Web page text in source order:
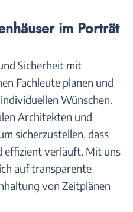
im Porträt
Sicherheit mit
Fachleute planen und
Wünschen.
Architekten und
sicherzustellen, dass
effizient verläuft. Mit uns
auf transparente
von Zeitplänen